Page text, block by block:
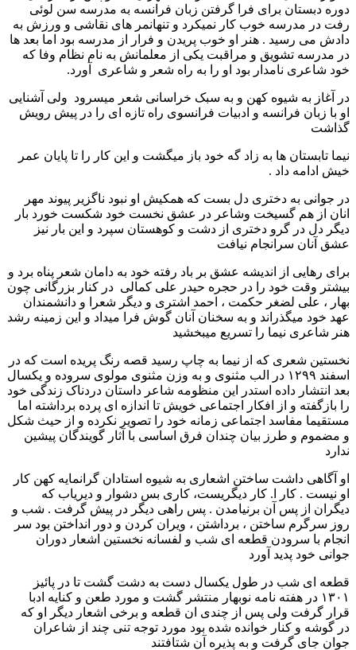
دوره دبستان برای فرا گرفتن زبان فرانسه به مدرسه سن لوئی
رفت در مدرسه خوب کار نمیکرد و تنهانمر های نقاشی و ورزش به
دادش می رسید . هنر او خوب پریدن و فرار از مدرسه بود اما بعد ها
در مدرسه تشویق و مراقبت یکی از معلمانش به نام نظام وفا که
خود شاعری نامدار بود او را به راه شعر و شاعری آورد.
در آغاز به شیوه کهن و به سبک خراسانی شعر میسرود ولی آشنایی
او با زبان فرانسه و ادبیات فرانسوی راه تازه ای را در پیش رویش
گذاشت
نیما تابستان ها به زاد گه خود باز میگشت و این کار را تا پایان عمر
خیش ادامه داد .
در جوانی به دختری دل بست که همکیش او نبود ناگزیر پیوند مهر
انان از هم گسیخت وشاعر در عشق نخست خود شکست خورد بار
دیگر دل در گرو دختری از دشت و کوهستان سپرد و این بار نیز
عشق آنان سرانجام نیافت
برای رهایی از اندیشه عشق بر باد رفته خود به دامان شعر پناه برد و
بیشتر وقت خود را در حجره حیدر علی کمالی در کنار بزرگانی چون
بهار ، علی لضغر حکمت ، احمد اشتری و دیگر شعرا و دانشمندان
عهد خود میگذراند و به سخنان آنان گوش فرا میداد و این زمینه رشد
هنر شاعری نیما را تسریع میبخشید
نخستین شعری که از نیما به چاپ رسید قصه رنگ پریده است که در
اسفند ۱۲۹۹ در الب مثنوی و به وزن مثنوی مولوی سروده و یکسال
بعد انتشار داده استدر این منظومه شاعر داستان دردناک زندگی خود
را بازگفته و از افکار اجتماعی خویش تا اندازه ای پرده برداشته اما
مستقیما مفاسد اجتماعی زمانه خود را تصویر نکرده و از حیث شکل
و مضموم و طرز بیان چندان فرق اساسی با آثار گویندگان پیشین
ندارد
او آگاهی داشت ساختن اشعاری به شیوه استادان گرانمایه کهن کار
او نیست . کار ا. کار دیگریست، کاری بس دشوار و دیریاب که
دیگران از پس آن برنیامدن . پس راهی دیگر در پیش گرفت . شب و
روز سرگرم ساختن ، برداشتن ، ویران کردن و دور انداختن بود سر
انجام با سرودن قطعه ای شب و لفسانه نخستین اشعار دوران
جوانی خود پدید آورد
قطعه ای شب در طول یکسال دست به دشت گشت تا در پائیز
۱۳۰۱ در هفته نامه نوبهار منتشر گشت و مورد طعن و کنایه ادبا
قرار گرفت ولی پس از چندی ان قطعه و برخی اشعار دیگر او که
در گوشه و کنار خوانده شده بود مورد توجه تنی چند از شاعران
جوان جای گرفت و به پذیره آن شتافتند